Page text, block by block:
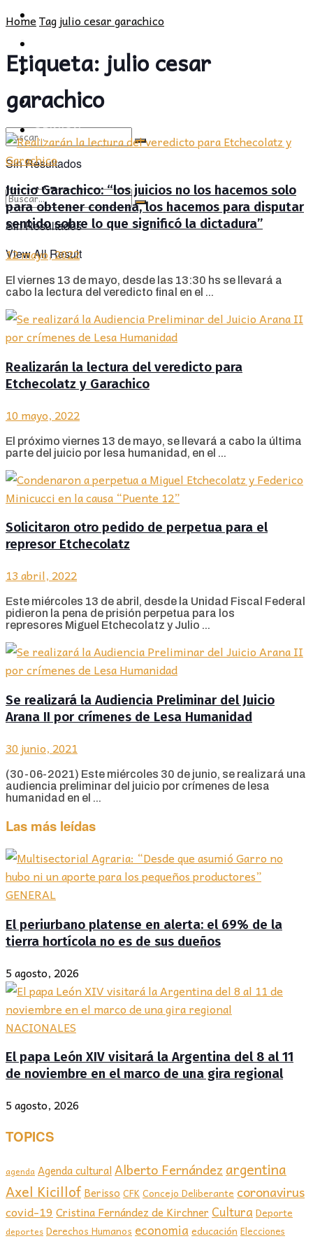
POLÍTICA
CULTURA
OPINIÓN
Sin Resultados
View All Result
PROVINCIA
SOCIEDAD
CULTURA
OPINIÓN
Sin Resultados
View All Result
HomeTagjulio cesar garachico
Etiqueta:julio cesar
garachico
Juicio Garachico: “los juicios no los hacemos solo
para obtener condena, los hacemos para disputar
sentido sobre lo que significó la dictadura”
12 mayo, 2022
El viernes 13 de mayo, desde las 13:30 hs se llevará a
cabo la lectura del veredicto final en el ...
Realizarán la lectura del veredicto para
Etchecolatz y Garachico
10 mayo, 2022
El próximo viernes 13 de mayo, se llevará a cabo la última
parte del juicio por lesa humanidad, en el ...
Solicitaron otro pedido de perpetua para el
represor Etchecolatz
13 abril, 2022
Este miércoles 13 de abril, desde la Unidad Fiscal Federal
pidieron la pena de prisión perpetua para los
represores Miguel Etchecolatz y Julio ...
Se realizará la Audiencia Preliminar del Juicio
Arana II por crímenes de Lesa Humanidad
30 junio, 2021
(30-06-2021) Este miércoles 30 de junio, se realizará una
audiencia preliminar del juicio por crímenes de lesa
humanidad en el ...
Las más leídas
GENERAL
El periurbano platense en alerta: el 69% de la
tierra hortícola no es de sus dueños
5 agosto, 2026
NACIONALES
El papa León XIV visitará la Argentina del 8 al 11
de noviembre en el marco de una gira regional
5 agosto, 2026
TOPICS
agenda Agenda culturalAlberto Fernándezargentina
Axel Kicillof Berisso CFKConcejo Deliberante coronavirus
covid-19 Cristina Fernández de Kirchner Cultura Deporte
deportes Derechos Humanos economia educación Elecciones